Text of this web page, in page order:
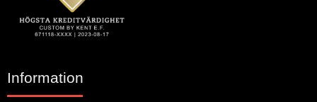
Information